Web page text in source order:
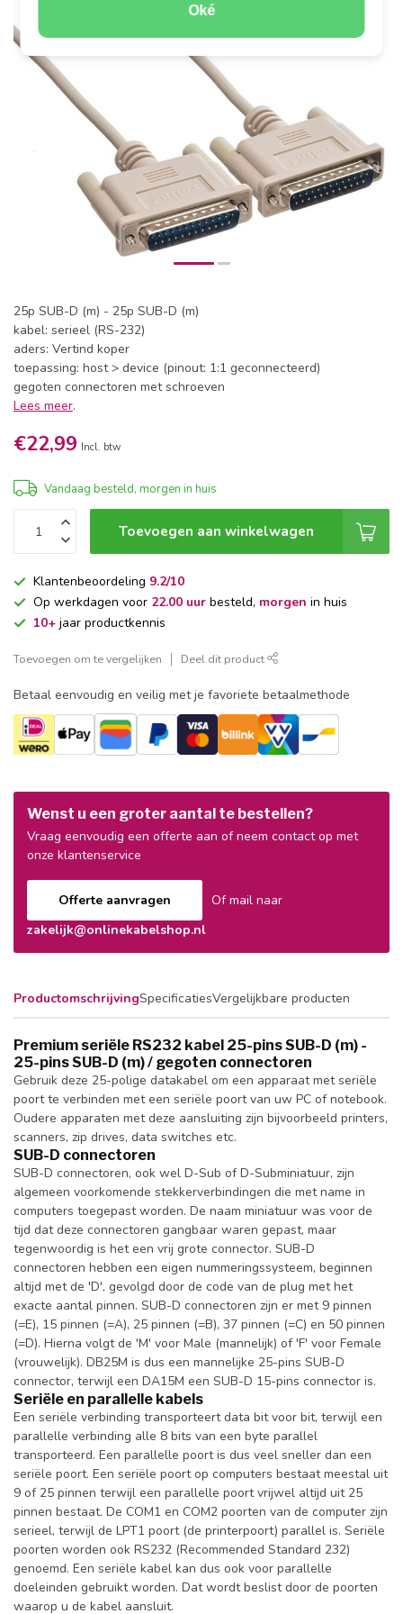
Oké
25p SUB-D (m) - 25p SUB-D (m)
kabel: serieel (RS-232)
aders: Vertind koper
toepassing: host > device (pinout: 1:1 geconnecteerd)
gegoten connectoren met schroeven
Lees meer.
€22,99 Incl. btw
Vandaag besteld, morgen in huis
Toevoegen aan winkelwagen
Klantenbeoordeling 9.2/10
Op werkdagen voor 22.00 uur besteld, morgen in huis
10+ jaar productkennis
Toevoegen om te vergelijken Deel dit product
Betaal eenvoudig en veilig met je favoriete betaalmethode
Wenst u een groter aantal te bestellen?
Vraag eenvoudig een offerte aan of neem contact op met
onze klantenservice
Offerte aanvragen
Of mail naar
zakelijk@onlinekabelshop.nl
ProductomschrijvingSpecificatiesVergelijkbare producten
Premium seriële RS232 kabel 25-pins SUB-D (m) -
25-pins SUB-D (m) / gegoten connectoren
Gebruik deze 25-polige datakabel om een apparaat met seriële
poort te verbinden met een seriële poort van uw PC of notebook.
Oudere apparaten met deze aansluiting zijn bijvoorbeeld printers,
scanners, zip drives, data switches etc.
SUB-D connectoren
SUB-D connectoren, ook wel D-Sub of D-Subminiatuur, zijn
algemeen voorkomende stekkerverbindingen die met name in
computers toegepast worden. De naam miniatuur was voor de
tijd dat deze connectoren gangbaar waren gepast, maar
tegenwoordig is het een vrij grote connector. SUB-D
connectoren hebben een eigen nummeringssysteem, beginnen
altijd met de 'D', gevolgd door de code van de plug met het
exacte aantal pinnen. SUB-D connectoren zijn er met 9 pinnen
(=E), 15 pinnen (=A), 25 pinnen (=B), 37 pinnen (=C) en 50 pinnen
(=D). Hierna volgt de 'M' voor Male (mannelijk) of 'F' voor Female
(vrouwelijk). DB25M is dus een mannelijke 25-pins SUB-D
connector, terwijl een DA15M een SUB-D 15-pins connector is.
Seriële en parallelle kabels
Een seriële verbinding transporteert data bit voor bit, terwijl een
parallelle verbinding alle 8 bits van een byte parallel
transporteerd. Een parallelle poort is dus veel sneller dan een
seriële poort. Een seriële poort op computers bestaat meestal uit
9 of 25 pinnen terwijl een parallelle poort vrijwel altijd uit 25
pinnen bestaat. De COM1 en COM2 poorten van de computer zijn
serieel, terwijl de LPT1 poort (de printerpoort) parallel is. Seriële
poorten worden ook RS232 (Recommended Standard 232)
genoemd. Een seriële kabel kan dus ook voor parallelle
doeleinden gebruikt worden. Dat wordt beslist door de poorten
waarop u de kabel aansluit.